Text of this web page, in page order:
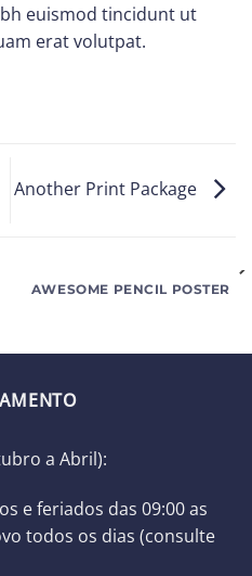
euismod tincidunt ut
erat volutpat.
Another Print Package
AWESOME PENCIL POSTER
a Abril):
e feriados das 09:00 as
todos os dias (consulte